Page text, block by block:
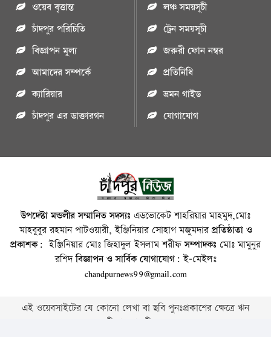
ওয়েব বৃত্তান্ত
চাঁদপুর পরিচিতি
বিজ্ঞাপন মুল্য
আমাদের সম্পর্কে
ক্যারিয়ার
চাঁদপুর এর ডাক্তারগন
লঞ্চ সময়সূচী
ট্রেন সময়সূচী
জরুরী ফোন নম্বর
প্রতিনিধি
ভ্রমন গাইড
যোগাযোগ
উপদেষ্টা মন্ডলীর সম্মানিত সদস্যঃ এডভোকেট শাহরিয়ার মাহমুদ,মোঃ
মাহবুবুর রহমান পাটওয়ারী, ইঞ্জিনিয়ার সোহাগ মজুমদারপ্রতিষ্ঠাতা ও
প্রকাশক: ইঞ্জিনিয়ার মোঃ জিহাদুল ইসলাম শরীফসম্পাদকঃ মোঃ মামুনুর
রশিদবিজ্ঞাপন ও সার্বিক যোগাযোগ: ই-মেইলঃ
chandpurnews99@gmail.com
এই ওয়েবসাইটের যে কোনো লেখা বা ছবি পুনঃপ্রকাশের ক্ষেত্রে ঋন
স্বীকার বাঞ্চনীয় ।